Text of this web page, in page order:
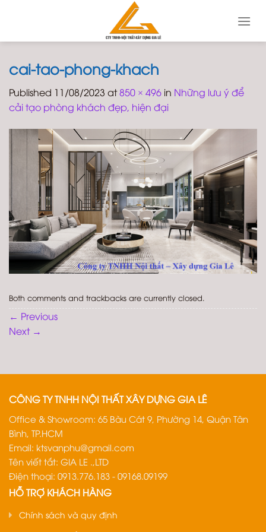
cai-tao-phong-khach
Published 11/08/2023 at850 × 496 in Những lưu ý để
cải tạo phòng khách đẹp, hiện đại
Both comments and trackbacks are currently closed.
← Previous
Next →
CÔNG TY TNHH NỘI THẤT XÂY DỰNG GIA LÊ
Office & Showroom: 65 Bàu Cát 9, Phường 14, Quận Tân
Bình, TP.HCM
Email: ktsvanphu@gmail.com
Tên viết tắt: GIA LE .,LTD
Điện thoại: 0913.776.183 - 09168.09199
HỖ TRỢ KHÁCH HÀNG
Chính sách và quy định